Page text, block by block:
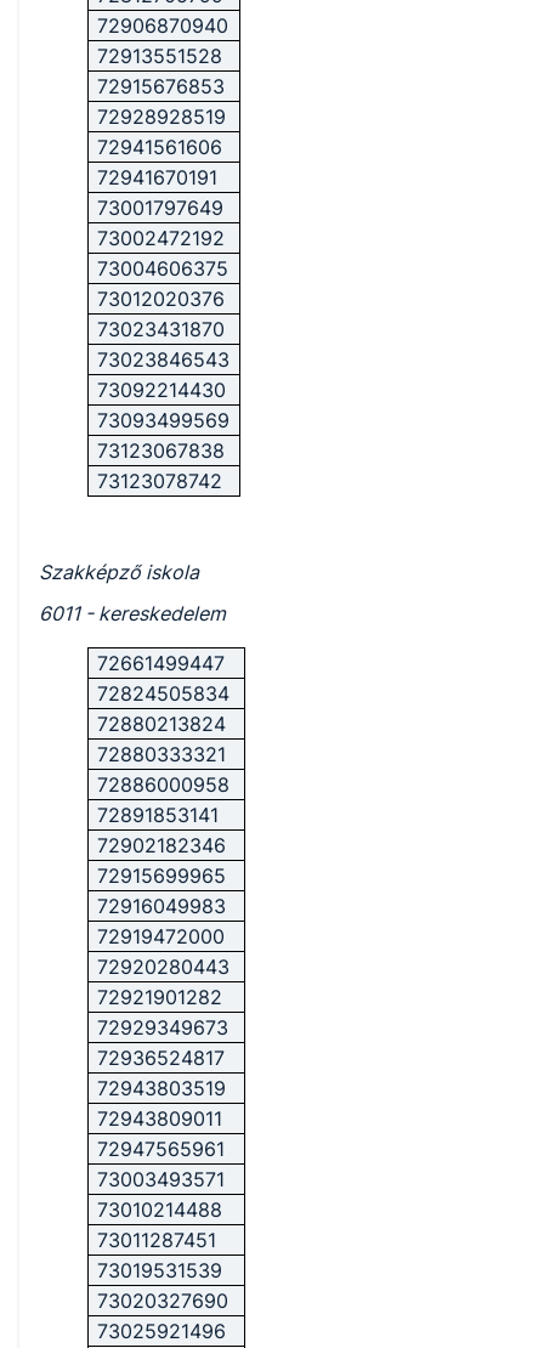
72906870940
72913551528
72915676853
72928928519
72941561606
72941670191
73001797649
73002472192
73004606375
73012020376
73023431870
73023846543
73092214430
73093499569
73123067838
73123078742
Szakképző iskola
6011 - kereskedelem
72661499447
72824505834
72880213824
72880333321
72886000958
72891853141
72902182346
72915699965
72916049983
72919472000
72920280443
72921901282
72929349673
72936524817
72943803519
72943809011
72947565961
73003493571
73010214488
73011287451
73019531539
73020327690
73025921496